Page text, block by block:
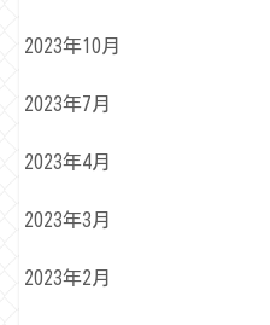
2023年10月
2023年7月
2023年4月
2023年3月
2023年2月